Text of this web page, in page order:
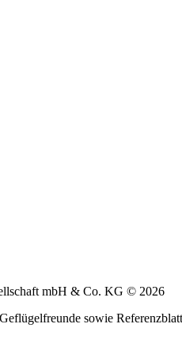
mbH & Co. KG © 2026
sowie